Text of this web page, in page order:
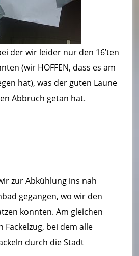
der wir leider nur den 16’ten
(wir HOFFEN, dass es am
hat), was der guten Laune
Abbruch getan hat.
zur Abkühlung ins nah
gegangen, wo wir den
konnten. Am gleichen
Fackelzug, bei dem alle
durch die Stadt